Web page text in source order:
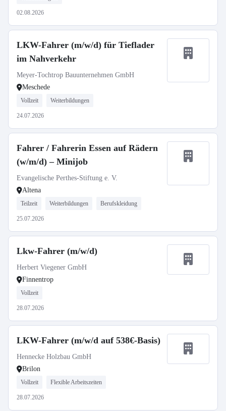
02.08.2026
LKW-Fahrer (m/w/d) für Tieflader
im Nahverkehr
Meyer-Tochtrop Bauunternehmen GmbH
Meschede
Vollzeit Weiterbildungen
24.07.2026
Fahrer / Fahrerin Essen auf Rädern
(w/m/d) – Minijob
Evangelische Perthes-Stiftung e. V.
Altena
Teilzeit Weiterbildungen Berufskleidung
25.07.2026
Lkw-Fahrer (m/w/d)
Herbert Viegener GmbH
Finnentrop
Vollzeit
28.07.2026
LKW-Fahrer (m/w/d auf 538€-Basis)
Hennecke Holzbau GmbH
Brilon
Vollzeit Flexible Arbeitszeiten
28.07.2026